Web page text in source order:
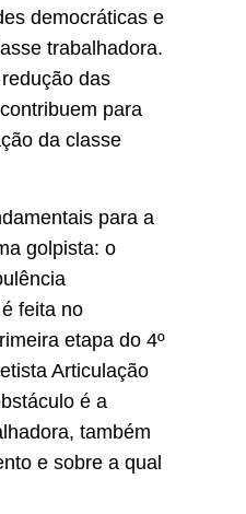
democráticas e
trabalhadora.
das
para
da classe
para a
golpista: o
feita no
etapa do 4º
Articulação
é a
também
e sobre a qual